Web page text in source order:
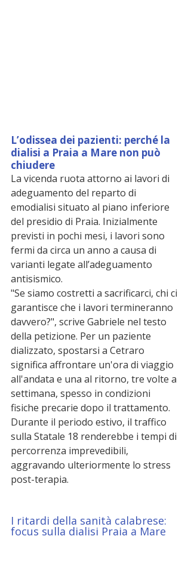
L’odissea dei pazienti: perché la
dialisi a Praia a Mare non può
chiudere
La vicenda ruota attorno ai lavori di
adeguamento del reparto di
emodialisi situato al piano inferiore
del presidio di Praia. Inizialmente
previsti in pochi mesi, i lavori sono
fermi da circa un anno a causa di
varianti legate all’adeguamento
antisismico.
"Se siamo costretti a sacrificarci, chi ci
garantisce che i lavori termineranno
davvero?", scrive Gabriele nel testo
della petizione. Per un paziente
dializzato, spostarsi a Cetraro
significa affrontare un'ora di viaggio
all'andata e una al ritorno, tre volte a
settimana, spesso in condizioni
fisiche precarie dopo il trattamento.
Durante il periodo estivo, il traffico
sulla Statale 18 renderebbe i tempi di
percorrenza imprevedibili,
aggravando ulteriormente lo stress
post-terapia.
I ritardi della sanità calabrese:
focus sulla dialisi Praia a Mare